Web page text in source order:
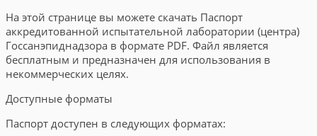
На этой странице вы можете скачать Паспорт
аккредитованной испытательной лаборатории (центра)
Госсанэпиднадзора в формате PDF. Файл является
бесплатным и предназначен для использования в
некоммерческих целях.
Доступные форматы
Паспорт доступен в следующих форматах: